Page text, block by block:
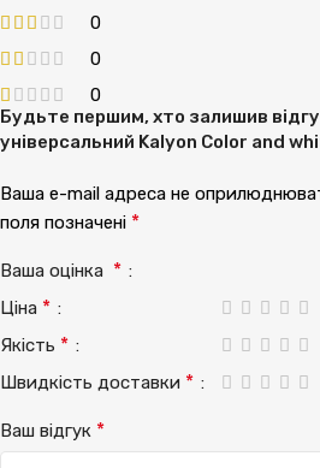
0
0
0
Будьте першим, хто залишив
універсальний Kalyon Color and
Ваша e-mail адреса не
поля позначені *
Ваша оцінка *
Ціна *
Якість *
Швидкість доставки *
Ваш відгук *